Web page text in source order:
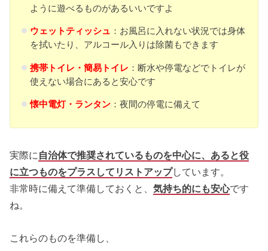
ように遊べるものがあるいいですよ
ウェットティッシュ ：お風呂に入れない状況では身体
を拭いたり、アルコール入りは除菌もできます
携帯トイレ・簡易トイレ ：断水や停電などでトイレが
使えない場合にあると安心です
懐中電灯・ランタン：夜間の停電に備えて
実際に 自治体で推奨されているものを中心に、あると役
に立つものをプラスしてリストアップしています。
非常時に備えて準備しておくと、気持ち的にも安心です
ね。
これらのものを準備し、